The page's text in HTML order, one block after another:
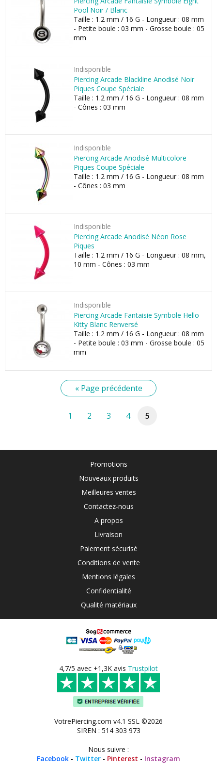
Pool Noir / Blanc
Taille : 1.2 mm / 16 G - Longueur : 08 mm
- Petite boule : 03 mm - Grosse boule : 05
mm
Indisponible
Piercing Arcade Blackline Anodisé Noir
Piques Coupe Spéciale
Taille : 1.2 mm / 16 G - Longueur : 08 mm
- Cônes : 03 mm
Indisponible
Piercing Arcade Anodisé Multicolore
Piques Coupe Spéciale
Taille : 1.2 mm / 16 G - Longueur : 08 mm
- Cônes : 03 mm
Indisponible
Piercing Arcade Anodisé Néon Rose
Piques
Taille : 1.2 mm / 16 G - Longueur : 08 mm,
10 mm - Cônes : 03 mm
Indisponible
Piercing Arcade Fantaisie Symbole Hello
Kitty Blanc Renversé
Taille : 1.2 mm / 16 G - Longueur : 08 mm
- Petite boule : 03 mm - Grosse boule : 05
mm
« Page précédente
1 2 3 4 5
Promotions
Nouveaux produits
Meilleures ventes
Contactez-nous
A propos
Livraison
Paiement sécurisé
Conditions de vente
Mentions légales
Confidentialité
Qualité matériaux
4,7/5 avec +1,3K avis Trustpilot
VotrePiercing.com v4.1 SSL ©2026
SIREN : 514 303 973
Nous suivre :
Facebook - Twitter - Pinterest - Instagram